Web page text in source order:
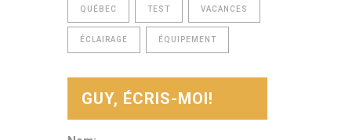
QUÉBEC TEST VACANCES
ÉCLAIRAGE ÉQUIPEMENT
GUY, ÉCRIS-MOI!